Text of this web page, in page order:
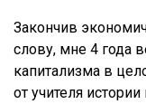
Закончив
слову, мне 4 года
капитализма в
от учителя